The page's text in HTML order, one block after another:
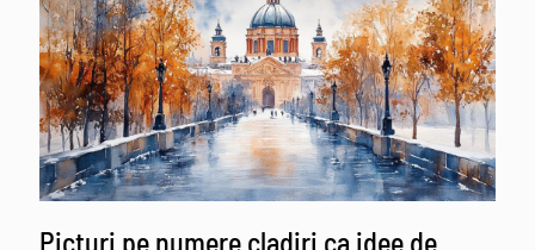
Picturi pe numere cladiri ca idee de